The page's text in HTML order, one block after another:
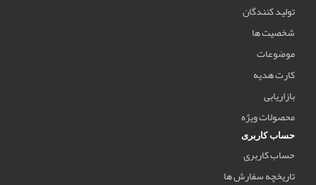
تولید کنندگان
شخصیت ها
موضوعات
کارت هدیه
بازاریابی
محصولات ویژه
حساب کاربری
حساب کاربری
تاریخچه سفارش ها